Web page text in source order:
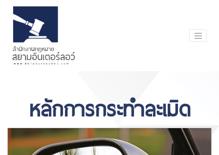
หลักการกระทำละเมิด